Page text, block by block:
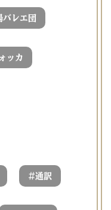
レエ団
ッカ
#通訳